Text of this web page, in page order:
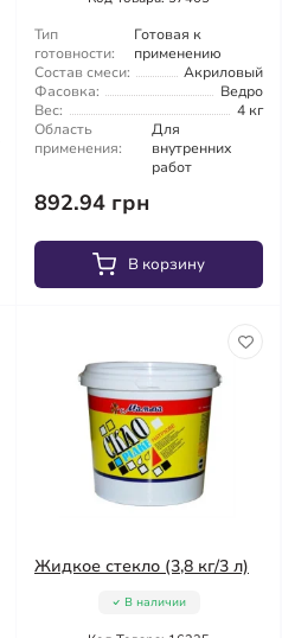
Тип
готовности:
Готовая к
применению
Состав смеси:
Акриловый
Фасовка:
Ведро
Вес:
4 кг
Область
применения:
Для
внутренних
работ
892.94 грн
В корзину
Жидкое стекло (3,8 кг/3 л)
В наличии